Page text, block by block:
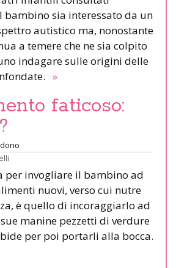
bambino sia interessato da un
autistico ma, nonostante
a temere che ne sia colpito
indagare sulle origini delle
»
faticoso:
per invogliare il bambino ad
nuovi, verso cui nutre
è quello di incoraggiarlo ad
manine pezzetti di verdure
per poi portarli alla bocca.